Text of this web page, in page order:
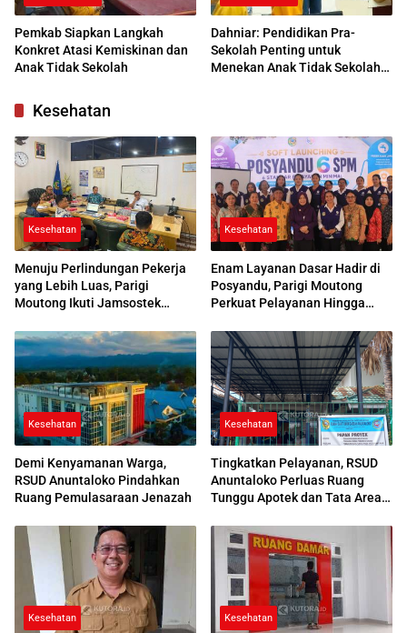
Pemkab Siapkan Langkah
Konkret Atasi Kemiskinan dan
Anak Tidak Sekolah
Dahniar: Pendidikan Pra-
Sekolah Penting untuk
Menekan Anak Tidak Sekolah
Kesehatan
Kesehatan
Menuju Perlindungan Pekerja
yang Lebih Luas, Parigi
Moutong Ikuti Jamsostek
Kesehatan
Enam Layanan Dasar Hadir di
Posyandu, Parigi Moutong
Perkuat Pelayanan Hingga
Kesehatan
Demi Kenyamanan Warga,
RSUD Anuntaloko Pindahkan
Ruang Pemulasaraan Jenazah
Kesehatan
Tingkatkan Pelayanan, RSUD
Anuntaloko Perluas Ruang
Tunggu Apotek dan Tata Area
Kesehatan Kesehatan